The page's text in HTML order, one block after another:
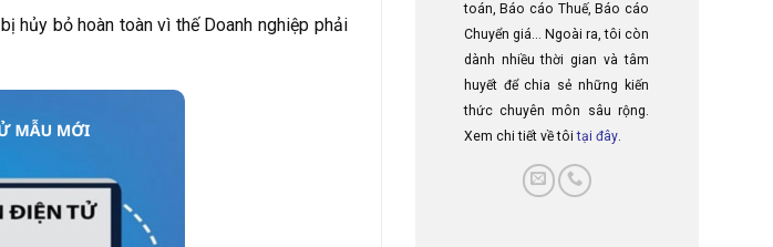
hủy bỏ hoàn toàn vì thế Doanh nghiệp phải
toán, Báo cáo Thuế, Báo cáo
Chuyển giá... Ngoài ra, tôi còn
dành nhiều thời gian và tâm
huyết để chia sẻ những kiến
thức chuyên môn sâu rộng.
Xem chi tiết về tôitại đây.